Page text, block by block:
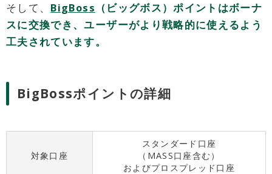
そして、 BigBoss （ビッグボス）ポイントはボーナ
スに交換でき、ユーザーがより戦略的に使えるよう
工夫されています。
BigBossポイントの詳細
対象口座
スタンダード口座
（MASS口座含む）
およびプロスプレッド口座